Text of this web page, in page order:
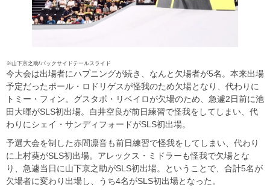
※山下京之助/バックサイドテールスライド
今大会は出場者にハプニングが続き、なんと欠場者が5名。本来出場
予定だったポール・ロドリゲスが怪我のため欠場となり、代わりに
トミー・フィン。グスタボ・リベイロが欠場のため、急遽2日前に池
田大暉がSLS初出場。白井空良が前日練習で怪我をしてしまい、代
わりにシェイ・サンディフォードがSLS初出場。
予選大会を制した赤間凛音も前日練習で怪我をしてしまい、代わり
に上村葵がSLS初出場。アレックス・ミドラーも怪我で欠場とな
り、急遽当日に山下京之助がSLS初出場。ということで、合計5名が
欠場者に変わり出場し、うち4名がSLS初出場となった。